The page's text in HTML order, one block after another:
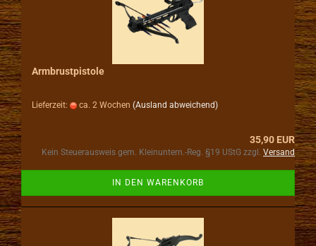
Armbrustpistole
Lieferzeit: ca. 2 Wochen (Ausland abweichend)
35,90 EUR
Kein Steuerausweis gem. Kleinuntern.-Reg. §19 UStG zzgl. Versand
IN DEN WARENKORB